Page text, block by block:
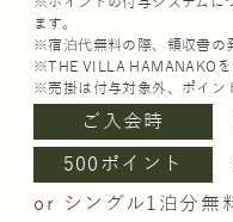
ます。
※宿泊代無料の際、領収書の
※THE VILLA HAMANAKOを
※売掛は付与対象外、ポイン
ご入会時
500ポイント
or シングル1泊分無